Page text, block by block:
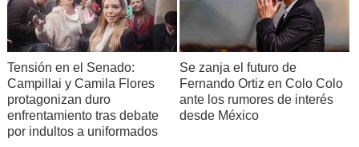
Tensión en el Senado:
Campillai y Camila Flores
protagonizan duro
enfrentamiento tras debate
por indultos a uniformados
Se zanja el futuro de
Fernando Ortiz en Colo Colo
ante los rumores de interés
desde México